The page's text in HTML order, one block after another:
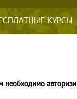
КУРСЫ